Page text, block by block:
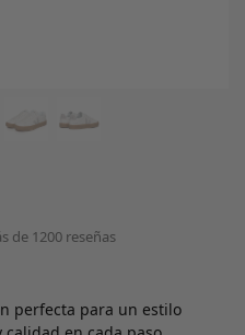
de 1200 reseñas
perfecta para un estilo